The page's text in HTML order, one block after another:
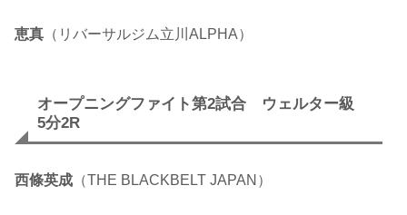
恵真 （リバーサルジム立川ALPHA）
オープニングファイト第2試合 ウェルター級
5分2R
西條英成 （THE BLACKBELT JAPAN）